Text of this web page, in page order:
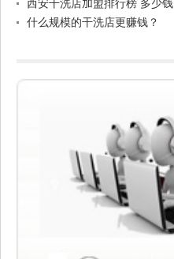
西安干洗店加盟排行榜 多少钱
什么规模的干洗店更赚钱？